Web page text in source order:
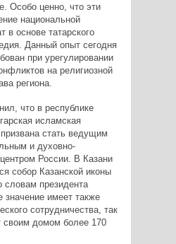
Особо ценно, что эти
национальной
в основе татарского
Данный опыт сегодня
при урегулировании
на религиозной
региона.
что в республике
исламская
стать ведущим
и духовно-
России. В Казани
собор Казанской иконы
президента
значение имеет также
сотрудничества, так
своим домом более 170